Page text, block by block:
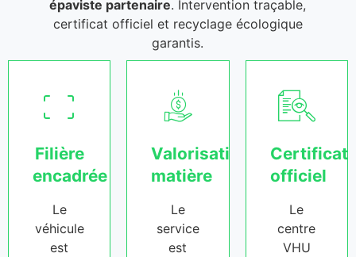
épaviste partenaire. Intervention traçable,
certificat officiel et recyclage écologique
garantis.
Filière
encadrée
Le
véhicule
est
Valorisation
matière
Le
service
est
Certificat
officiel
Le
centre
VHU